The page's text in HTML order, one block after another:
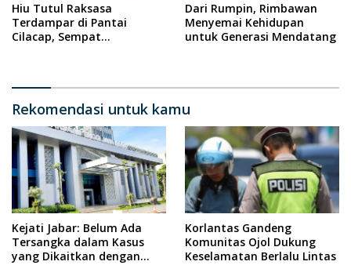
Hiu Tutul Raksasa
Terdampar di Pantai
Cilacap, Sempat
Dari Rumpin, Rimbawan
Menyemai Kehidupan
untuk Generasi Mendatang
Rekomendasi untuk kamu
Kejati Jabar: Belum Ada
Tersangka dalam Kasus
yang Dikaitkan dengan
Korlantas Gandeng
Komunitas Ojol Dukung
Keselamatan Berlalu Lintas